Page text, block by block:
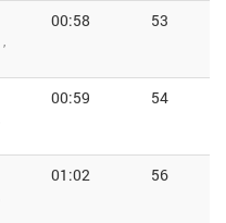
00:58 53
00:59 54
01:02 56